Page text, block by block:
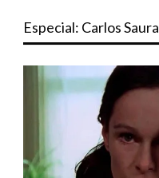
Especial: Carlos Saura